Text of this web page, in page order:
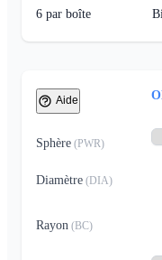
6 par boîte
Aide
Sphère (PWR)
Diamètre (DIA)
Rayon (BC)